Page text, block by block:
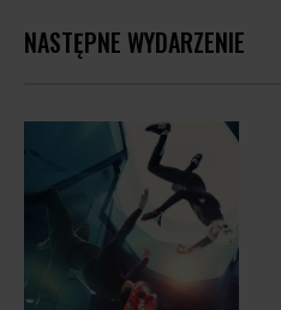
NASTĘPNE WYDARZENIE